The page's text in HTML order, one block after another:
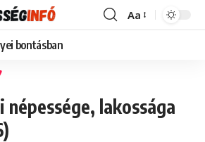
Font
Aa
bontásban
népessége, lakossága